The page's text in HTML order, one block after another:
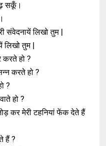
सकूँ।
संवेदनायें लिखो तुम |
लिखो तुम |
हो ?
करते हो ?
?
हो ?
कर मेरी टहनियां फेंक देते हैं
हैं ?